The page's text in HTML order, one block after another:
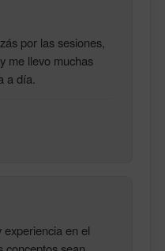
por las sesiones,
me llevo muchas
a día.
en el